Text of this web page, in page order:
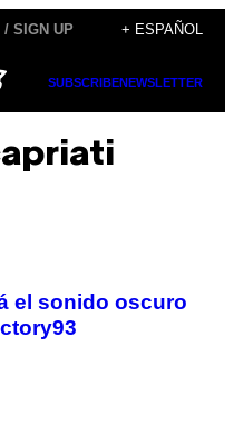
/ SIGN UP + ESPAÑOL
SUBSCRIBENEWSLETTER
el sonido oscuro